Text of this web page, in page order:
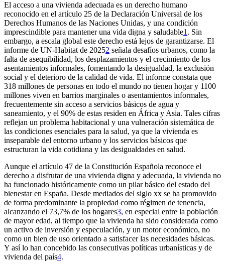
El acceso a una vivienda adecuada es un derecho humano
reconocido en el artículo 25 de la Declaración Universal de los
Derechos Humanos de las Naciones Unidas, y una condición
imprescindible para mantener una vida digna y saludable1 . Sin
embargo, a escala global este derecho está lejos de garantizarse. El
informe de UN-Habitat de 20252 señala desafíos urbanos, como la
falta de asequibilidad, los desplazamientos y el crecimiento de los
asentamientos informales, fomentando la desigualdad, la exclusión
social y el deterioro de la calidad de vida. El informe constata que
318 millones de personas en todo el mundo no tienen hogar y 1100
millones viven en barrios marginales o asentamientos informales,
frecuentemente sin acceso a servicios básicos de agua y
saneamiento, y el 90% de estas residen en África y Asia. Tales cifras
reflejan un problema habitacional y una vulneración sistemática de
las condiciones esenciales para la salud, ya que la vivienda es
inseparable del entorno urbano y los servicios básicos que
estructuran la vida cotidiana y las desigualdades en salud.
Aunque el artículo 47 de la Constitución Española reconoce el
derecho a disfrutar de una vivienda digna y adecuada, la vivienda no
ha funcionado históricamente como un pilar básico del estado del
bienestar en España. Desde mediados del siglo xx se ha promovido
de forma predominante la propiedad como régimen de tenencia,
alcanzando el 73,7% de los hogares3, en especial entre la población
de mayor edad, al tiempo que la vivienda ha sido considerada como
un activo de inversión y especulación, y un motor económico, no
como un bien de uso orientado a satisfacer las necesidades básicas.
Y así lo han concebido las consecutivas políticas urbanísticas y de
vivienda del país4.